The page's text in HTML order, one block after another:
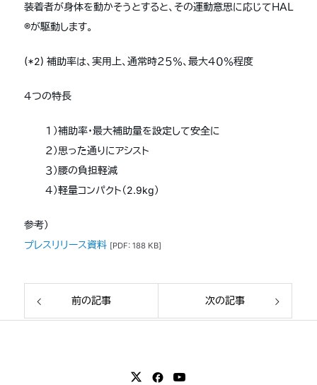
装着者が身体を動かそうとすると、その運動意思に応じてＨＡＬ
®が駆動します。
(*2) 補助率は、実用上、通常時２５％、最大４０％程度
４つの特長
１）補助率・最大補助量を設定して安全に
２）思った通りにアシスト
３）腰の負担軽減
４）軽量コンパクト（2.9kg）
参考）
プレスリリース資料 [PDF: 188 KB]
前の記事 次の記事